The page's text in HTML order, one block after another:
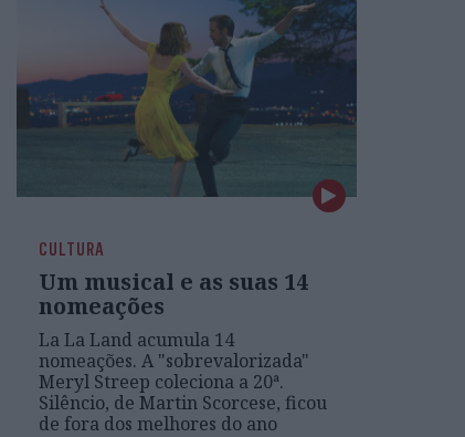
CULTURA
Um musical e as suas 14
nomeações
La La Land acumula 14
nomeações. A "sobrevalorizada"
Meryl Streep coleciona a 20ª.
Silêncio, de Martin Scorcese, ficou
de fora dos melhores do ano